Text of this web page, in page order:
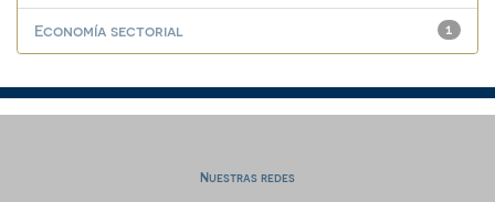
1
Economía sectorial
Nuestras redes